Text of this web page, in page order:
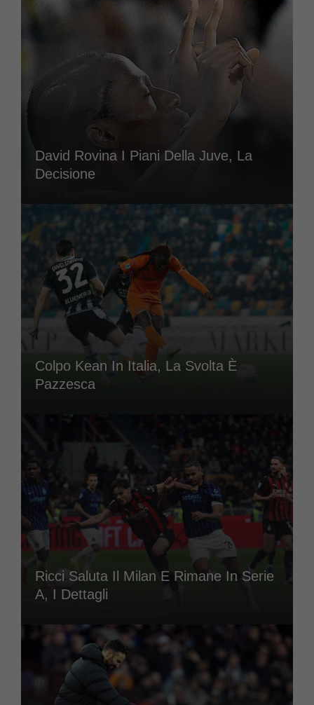
David Rovina I Piani Della Juve, La
Decisione
Colpo Kean In Italia, La Svolta È
Pazzesca
Ricci Saluta Il Milan E Rimane In Serie
A, I Dettagli